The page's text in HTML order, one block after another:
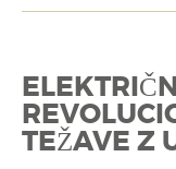
TEŽAVE Z